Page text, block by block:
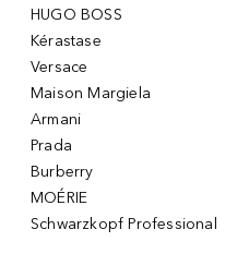
HUGO BOSS
Kérastase
Versace
Maison Margiela
Armani
Prada
Burberry
MOÉRIE
Schwarzkopf Professional